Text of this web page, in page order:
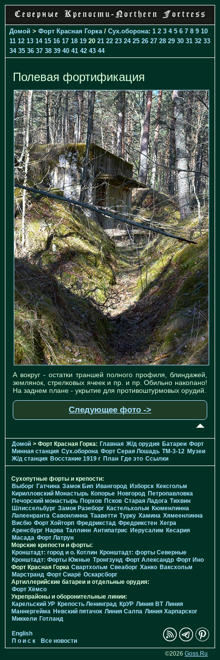
Домой > Форт Красная Горка / Cух.оборона: 1 2 3 4 5 6 7 8 9 10
11 12 13 14 15 16 17 18 19 20 21 22 23 24 25 26 27 28 29 30 31 32 33
34 35 36 37 38 39 40 41 42 43 44
Полевая фортификация
А вокруг - остатки траншей полного профиля, блиндажей,
землянок, стрелковых ячеек и пр. и пр. Обильно накопано!
На заднем плане - укрытие для противоштурмовых орудий.
Следующее фото ->
Домой > Форт Красная Горка: Главная Ж/д орудия Батареи Форт
Минная станция Cух.оборона Форт Серая Лошадь TM-3-12 Музеи
Ж/д станция Восстание 1919 г План Где это Ссылки
Сухопутные форты и крепости:
Выборг Гатчина Замок Бип Ивангород Изборск Кексгольм
Кирилловский Монастырь Копорье Новгород Петропавловка
Печорcкий монастырь Порхов Псков Старая Ладога Тихвин
Шлиссельбург Замок Разеборг Кастельхольм Кюменлинна
Лапеенранта Савонлинна Тааветти Турку Хамина Хямеенлинна
Висбю Форт Хойторп Фредрикстад Фредрикстен Хегра
Аренсбург Нарва Таллинн Антипатрис Иерусалим Кесария
Масада Форт Латрун
Морские крепости и форты:
Кронштадт: город и о. Котлин Кронштадт: форты Северные
Кронштадт: Форты Южные Тронгзунд Форт Александр Форт Ино
Форт Красная Горка Свартхольм Свеаборг Ханко Ваксхольм
Марстранд Форт Сиарё Оскарсборг
Артиллерийские батареи и отдельные орудия:
Форт Хёмсо
Укрепрайоны и оборонительные линии:
Карельский УР Крепость Ленинград КрУР Линия ВТ Линия
Маннергейма Невский пятачок Линия Салпа Линия Харпарског
Миккели Готланд
English
П о и с к
Все новости
©2026 Goss.Ru